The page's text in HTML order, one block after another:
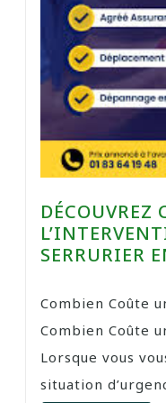
DÉCOUVREZ
SERRURIER
Combien Coûte
Combien Coûte
Lorsque vous
situation